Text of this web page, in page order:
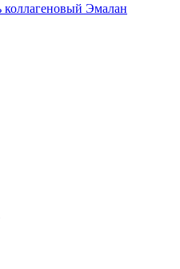
коллагеновый Эмалан